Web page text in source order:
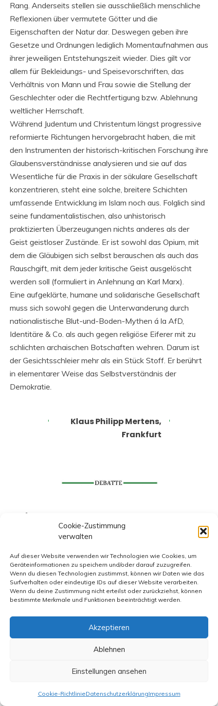
Cookie-Zustimmung
verwalten
Auf dieser Website verwenden wir Technologien wie Cookies, um
Geräteinformationen zu speichern und/oder darauf zuzugreifen.
Wenn du diesen Technologien zustimmst, können wir Daten wie das
Surfverhalten oder eindeutige IDs auf dieser Website verarbeiten.
Wenn du deine Zustimmung nicht erteilst oder zurückziehst, können
bestimmte Merkmale und Funktionen beeinträchtigt werden.
Akzeptieren
Ablehnen
Einstellungen ansehen
Cookie-RichtlinieDatenschutzerklärungImpressum
Rang. Anderseits stellen sie ausschließlich menschliche
Reflexionen über vermutete Götter und die
Eigenschaften der Natur dar. Deswegen geben ihre
Gesetze und Ordnungen lediglich Momentaufnahmen aus
ihrer jeweiligen Entstehungszeit wieder. Dies gilt vor
allem für Bekleidungs- und Speisevorschriften, das
Verhältnis von Mann und Frau sowie die Stellung der
Geschlechter oder die Rechtfertigung bzw. Ablehnung
weltlicher Herrschaft.
Während Judentum und Christentum längst progressive
reformierte Richtungen hervorgebracht haben, die mit
den Instrumenten der historisch-kritischen Forschung ihre
Glaubensverständnisse analysieren und sie auf das
Wesentliche für die Praxis in der säkulare Gesellschaft
konzentrieren, steht eine solche, breitere Schichten
umfassende Entwicklung im Islam noch aus. Folglich sind
seine fundamentalistischen, also unhistorisch
praktizierten Überzeugungen nichts anderes als der
Geist geistloser Zustände. Er ist sowohl das Opium, mit
dem die Gläubigen sich selbst berauschen als auch das
Rauschgift, mit dem jeder kritische Geist ausgelöscht
werden soll (formuliert in Anlehnung an Karl Marx).
Eine aufgeklärte, humane und solidarische Gesellschaft
muss sich sowohl gegen die Unterwanderung durch
nationalistische Blut-und-Boden-Mythen á la AfD,
Identitäre & Co. als auch gegen religiöse Eiferer mit zu
schlichten archaischen Botschaften wehren. Darum ist
der Gesichtsschleier mehr als ein Stück Stoff. Er berührt
in elementarer Weise das Selbstverständnis der
Demokratie.
Klaus Philipp Mertens,
Frankfurt
Es ist alles gesagt, nur noch
nicht von jedem
Zu: „Woodstock war kein Wonderland“, FR-Titel vom 15.
August
Die ersten fünf Seiten einer Tageszeitung zu dem
Jubiläum, da fällt einem nur Karl Valentin ein: Es ist schon
alles gesagt, nur noch nicht von allen. Bevor Harry Nutt
Haltung wie auch das Spiegel-Feuilleton unter Verweis
dem tausende Kilometer entfernten Kalifornien betont.